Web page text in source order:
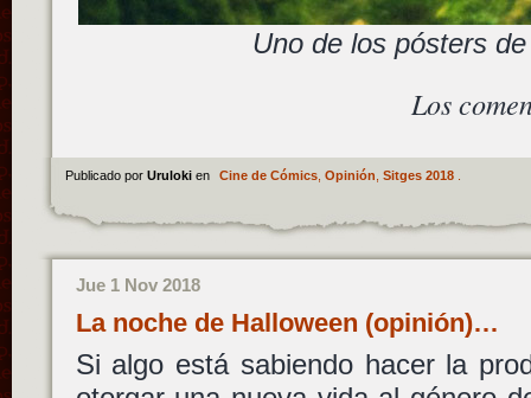
Uno de los pósters
Los
Publicado por Uruloki en Cine de Cómics, Opinión Sitges 2018.
Jue 1 Nov 2018
La noche de Halloween (opinión)…
Si algo está sabiendo hacer la